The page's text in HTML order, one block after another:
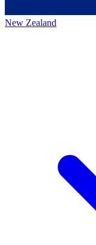
New Zealand